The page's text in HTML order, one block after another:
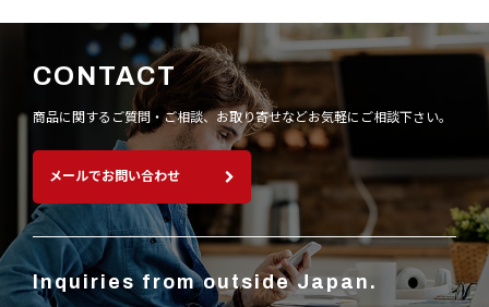
CONTACT
商品に関するご質問・ご相談、お取り寄せなどお気軽にご相談下さい。
メールでお問い合わせ
Inquiries from outside Japan.